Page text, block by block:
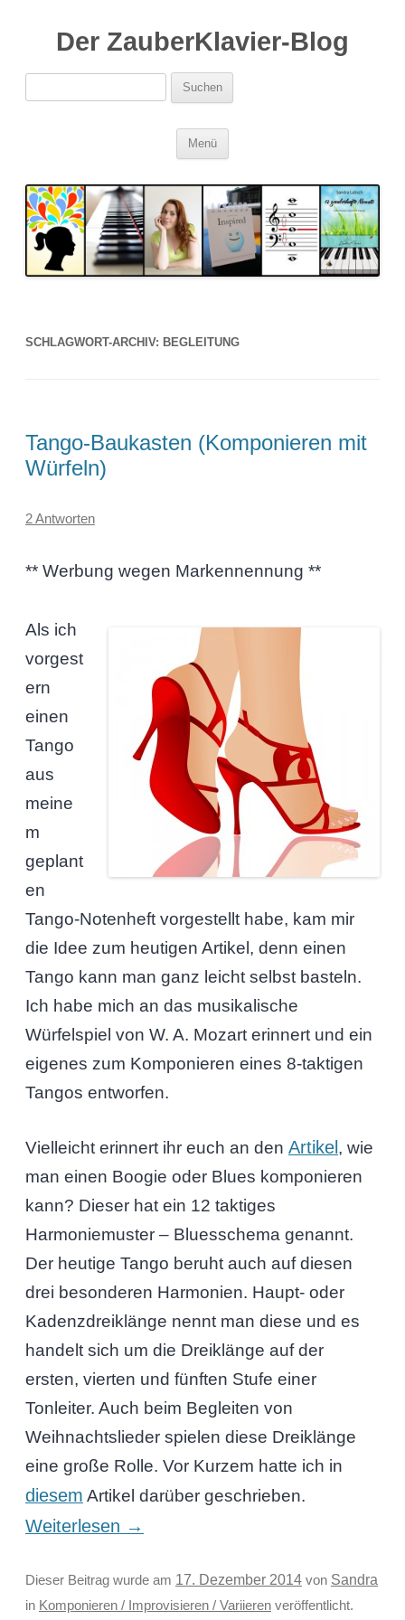
Der ZauberKlavier-Blog
Suchen
nach:
Menü
SCHLAGWORT-ARCHIV: BEGLEITUNG
Tango-Baukasten (Komponieren mit
Würfeln)
2 Antworten
** Werbung wegen Markennennung **
Als ich
vorgest
ern
einen
Tango
aus
meine
m
geplant
en
Tango-Notenheft vorgestellt habe, kam mir
die Idee zum heutigen Artikel, denn einen
Tango kann man ganz leicht selbst basteln.
Ich habe mich an das musikalische
Würfelspiel von W. A. Mozart erinnert und ein
eigenes zum Komponieren eines 8-taktigen
Tangos entworfen.
Vielleicht erinnert ihr euch an den Artikel, wie
man einen Boogie oder Blues komponieren
kann? Dieser hat ein 12 taktiges
Harmoniemuster – Bluesschema genannt.
Der heutige Tango beruht auch auf diesen
drei besonderen Harmonien. Haupt- oder
Kadenzdreiklänge nennt man diese und es
handelt sich um die Dreiklänge auf der
ersten, vierten und fünften Stufe einer
Tonleiter. Auch beim Begleiten von
Weihnachtslieder spielen diese Dreiklänge
eine große Rolle. Vor Kurzem hatte ich in
diesem Artikel darüber geschrieben.
Weiterlesen →
Dieser Beitrag wurde am 17. Dezember 2014von Sandra
in Komponieren / Improvisieren / Variierenveröffentlicht.